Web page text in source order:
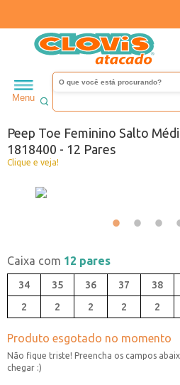
Menu
Feminino Peep toe Salto
Peep Toe Feminino Salto
1818400 - 12 Pares
Clique e veja!
Caixa com 12 pares
34 35 36 37 38
2
2 2 2 2